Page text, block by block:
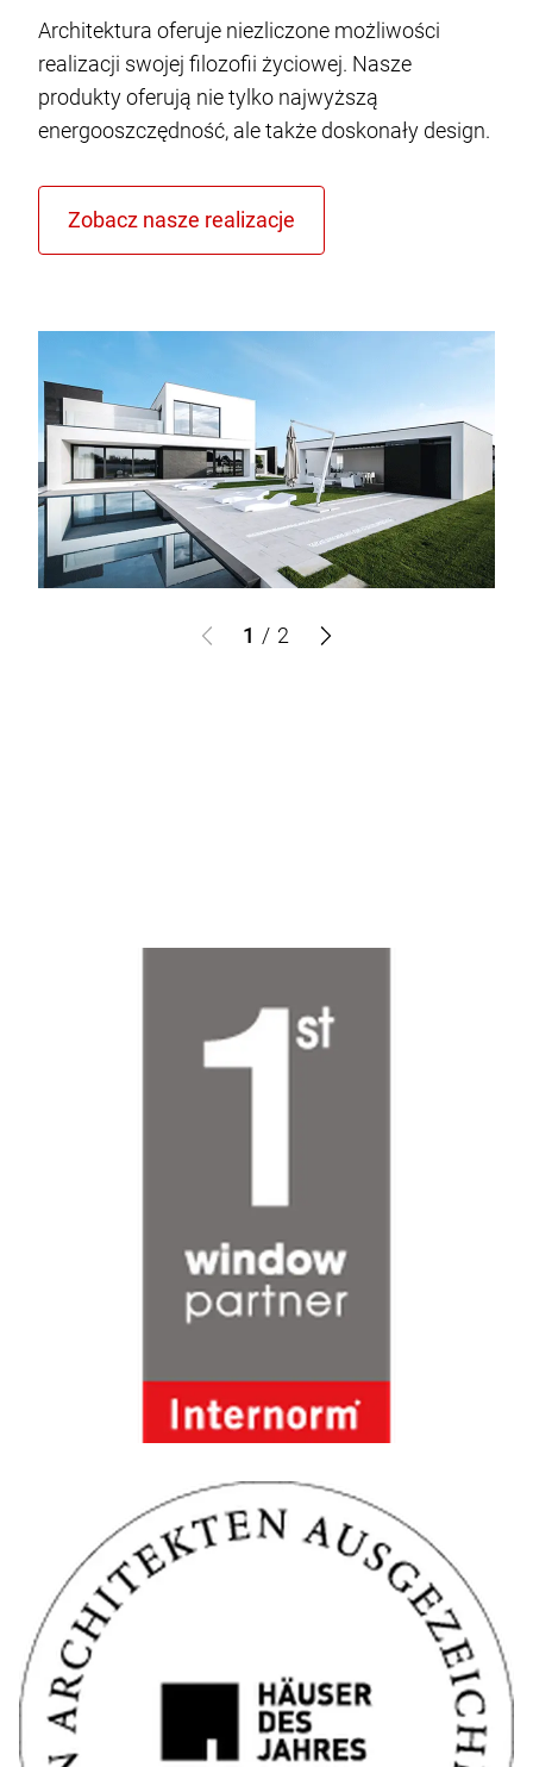
Architektura oferuje niezliczone możliwości
realizacji swojej filozofii życiowej. Nasze
produkty oferują nie tylko najwyższą
energooszczędność, ale także doskonały design.
1 / 2